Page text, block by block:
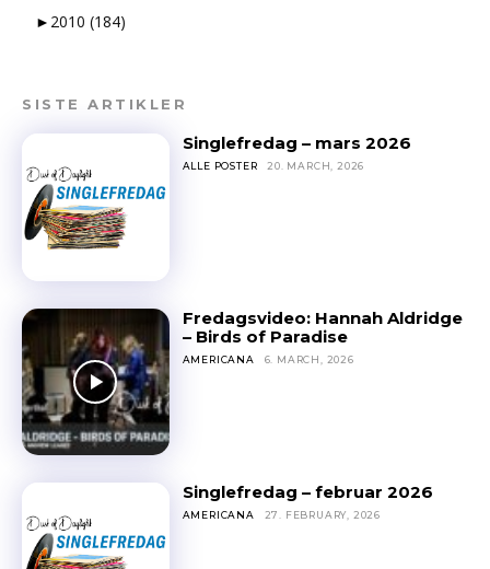
► 2010 (184)
SISTE ARTIKLER
Singlefredag – mars 2026
ALLE POSTER 20. MARCH, 2026
Fredagsvideo: Hannah Aldridge
– Birds of Paradise
AMERICANA 6. MARCH, 2026
Singlefredag – februar 2026
AMERICANA 27. FEBRUARY, 2026